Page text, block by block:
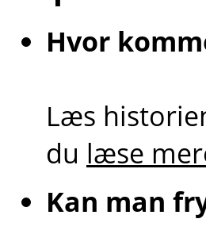
Hvor
Læs
du læse
Kan man